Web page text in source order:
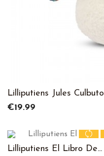
Lilliputiens Jules Culbuto
Price
€19.99
Lilliputiens El Libro De...